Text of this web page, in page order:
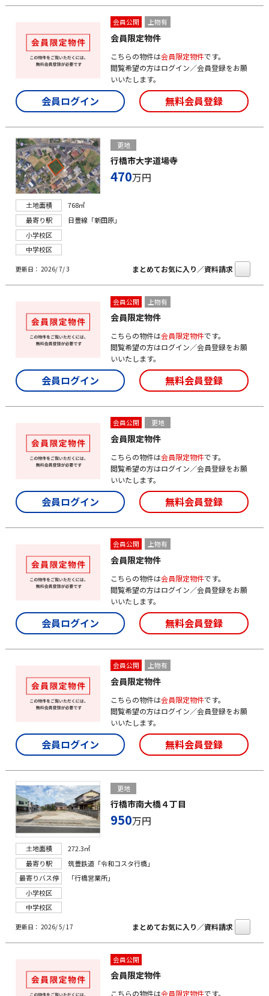
会員公開 上物有
会員限定物件
こちらの物件は会員限定物件です。
閲覧希望の方はログイン／会員登録をお願
いいたします。
会員ログイン 無料会員登録
更地
行橋市大字道場寺
470万円
土地面積
768㎡
最寄り駅
日豊線「新田原」
小学校区
中学校区
更新日： 2026/ 7/ 3 まとめてお気に入り／資料請求
会員公開 上物有
会員限定物件
こちらの物件は会員限定物件です。
閲覧希望の方はログイン／会員登録をお願
いいたします。
会員ログイン 無料会員登録
会員公開 更地
会員限定物件
こちらの物件は会員限定物件です。
閲覧希望の方はログイン／会員登録をお願
いいたします。
会員ログイン 無料会員登録
会員公開 上物有
会員限定物件
こちらの物件は会員限定物件です。
閲覧希望の方はログイン／会員登録をお願
いいたします。
会員ログイン 無料会員登録
会員公開 上物有
会員限定物件
こちらの物件は会員限定物件です。
閲覧希望の方はログイン／会員登録をお願
いいたします。
会員ログイン 無料会員登録
更地
行橋市南大橋４丁目
950万円
土地面積
272.3㎡
最寄り駅
筑豊鉄道「令和コスタ行橋」
最寄りバス停
「行橋営業所」
小学校区
中学校区
更新日： 2026/ 5/ 17 まとめてお気に入り／資料請求
会員公開
会員限定物件
こちらの物件は会員限定物件です。